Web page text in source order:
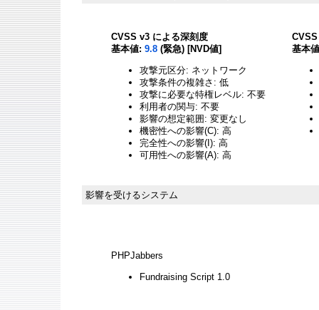
CVSS v3 による深刻度
基本値: 9.8 (緊急) [NVD値]
攻撃元区分: ネットワーク
攻撃条件の複雑さ: 低
攻撃に必要な特権レベル: 不要
利用者の関与: 不要
影響の想定範囲: 変更なし
機密性への影響(C): 高
完全性への影響(I): 高
可用性への影響(A): 高
基本
影響を受けるシステム
PHPJabbers
Fundraising Script 1.0